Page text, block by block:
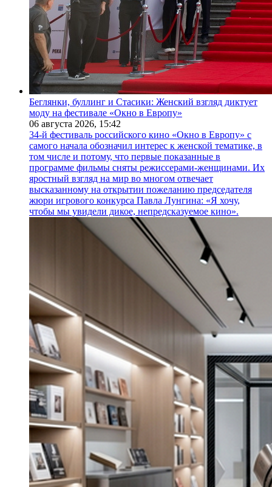
Беглянки, буллинг и Стасики: Женский взгляд диктует
моду на фестивале «Окно в Европу»
06 августа 2026, 15:42
34-й фестиваль российского кино «Окно в Европу» с
самого начала обозначил интерес к женской тематике, в
том числе и потому, что первые показанные в
программе фильмы сняты режиссерами-женщинами. Их
яростный взгляд на мир во многом отвечает
высказанному на открытии пожеланию председателя
жюри игрового конкурса Павла Лунгина: «Я хочу,
чтобы мы увидели дикое, непредсказуемое кино».